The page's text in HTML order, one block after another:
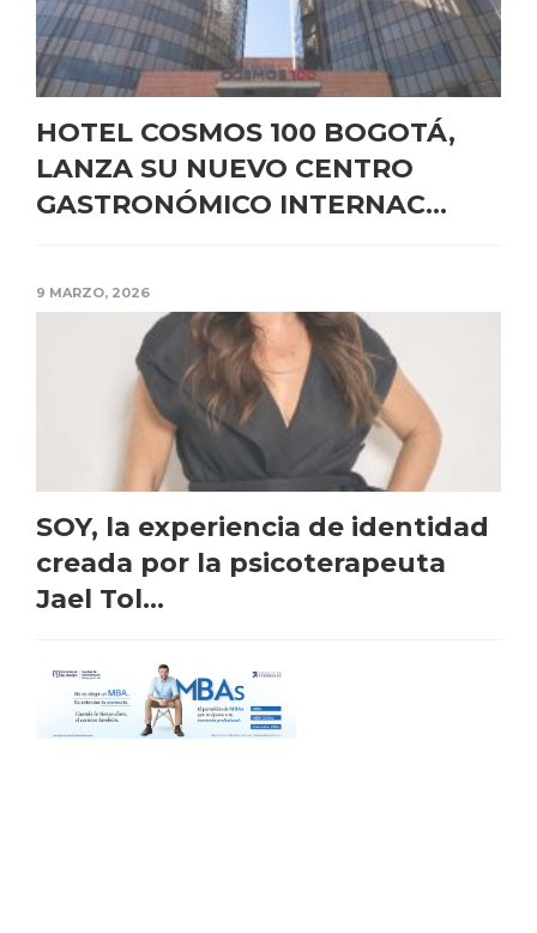
HOTEL COSMOS 100 BOGOTÁ,
LANZA SU NUEVO CENTRO
GASTRONÓMICO INTERNAC...
9 MARZO, 2026
SOY, la experiencia de identidad
creada por la psicoterapeuta
Jael Tol...